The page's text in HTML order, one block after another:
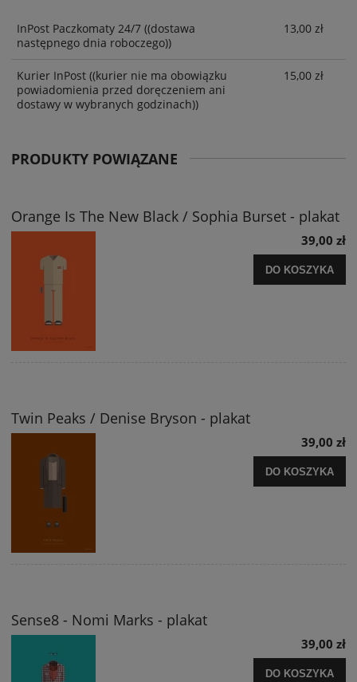
InPost Paczkomaty 24/7 ((dostawa
następnego dnia roboczego))
13,00 zł
Kurier InPost ((kurier nie ma obowiązku
powiadomienia przed doręczeniem ani
dostawy w wybranych godzinach))
15,00 zł
PRODUKTY POWIĄZANE
Orange Is The New Black / Sophia Burset - plakat
39,00 zł
DO KOSZYKA
Twin Peaks / Denise Bryson - plakat
39,00 zł
DO KOSZYKA
Sense8 - Nomi Marks - plakat
39,00 zł
DO KOSZYKA